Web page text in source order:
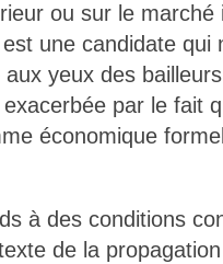
ou sur le marché
une candidate qui
yeux des
par le fait
économique
à des conditions
de la